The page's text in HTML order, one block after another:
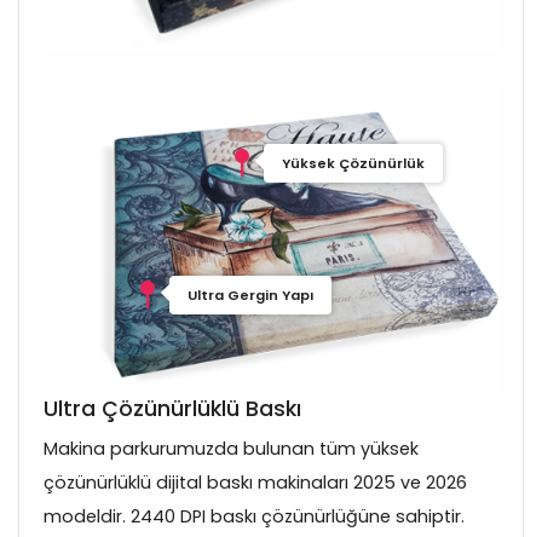
Yüksek Çözünürlük
Ultra Gergin Yapı
Ultra Çözünürlüklü Baskı
Makina parkurumuzda bulunan tüm yüksek
çözünürlüklü dijital baskı makinaları 2025 ve 2026
modeldir. 2440 DPI baskı çözünürlüğüne sahiptir.